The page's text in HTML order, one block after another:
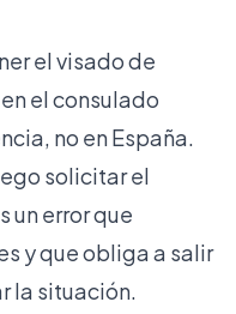
el visado de
el consulado
no en España.
solicitar el
un error que
y que obliga a salir
la situación.